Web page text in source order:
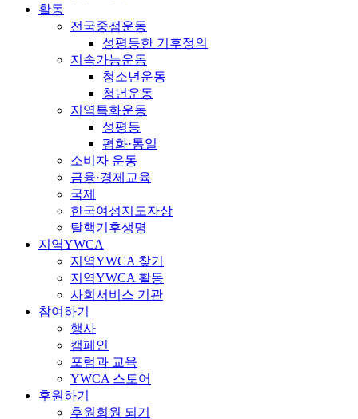
활동
전국중점운동
성평등한 기후정의
지속가능운동
청소년운동
청년운동
지역특화운동
성평등
평화·통일
소비자 운동
금융·경제교육
국제
한국여성지도자상
탈핵기후생명
지역YWCA
지역YWCA 찾기
지역YWCA 활동
사회서비스 기관
참여하기
행사
캠페인
포럼과 교육
YWCA 스토어
후원하기
후원회원 되기